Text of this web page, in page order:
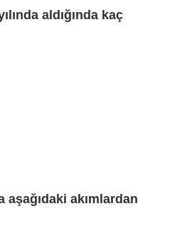
aldığında kaç
akımlardan